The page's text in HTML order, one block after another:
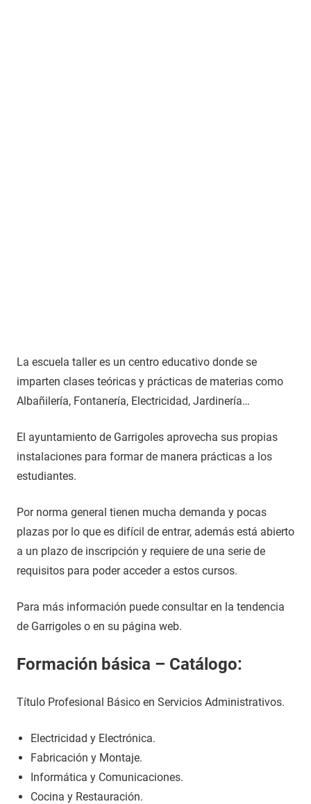
La escuela taller es un centro educativo donde se
imparten clases teóricas y prácticas de materias como
Albañilería, Fontanería, Electricidad, Jardinería…
El ayuntamiento de Garrigoles aprovecha sus propias
instalaciones para formar de manera prácticas a los
estudiantes.
Por norma general tienen mucha demanda y pocas
plazas por lo que es difícil de entrar, además está abierto
a un plazo de inscripción y requiere de una serie de
requisitos para poder acceder a estos cursos.
Para más información puede consultar en la tendencia
de Garrigoles o en su página web.
Formación básica – Catálogo:
Título Profesional Básico en Servicios Administrativos.
Electricidad y Electrónica.
Fabricación y Montaje.
Informática y Comunicaciones.
Cocina y Restauración.